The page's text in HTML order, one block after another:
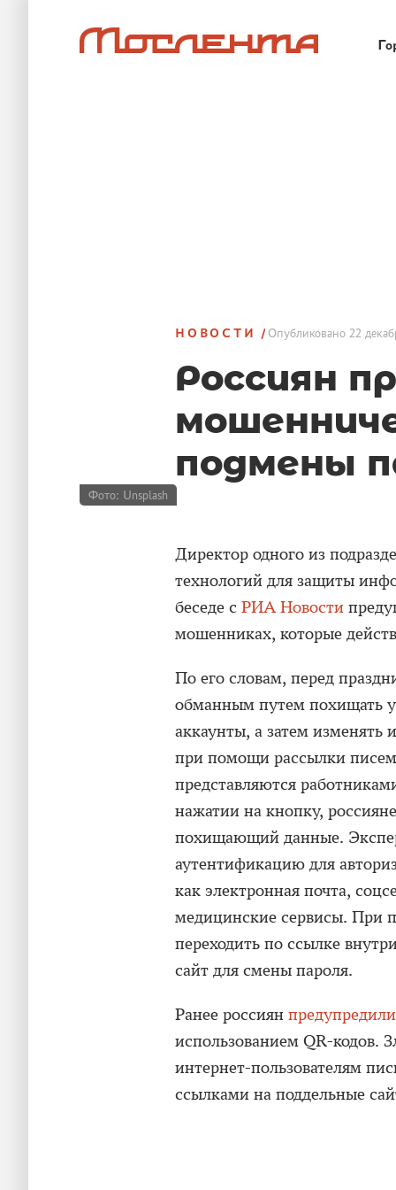
НОВОСТИ Опубликовано 22
Россиян
подмены
Фото: Unsplash
Директор одного из
технологий для защиты
беседе с РИА Новости
мошенниках, которые
По его словам, перед
обманным путем похищать
аккаунты, а затем
при помощи рассылки
представляются
нажатии на кнопку,
похищающий данные.
аутентификацию для
как электронная почта,
медицинские сервисы. При
переходить по ссылке
сайт для смены пароля.
Ранее россиян предупредили
использованием QR-кодов.
интернет-пользователям
ссылками на поддельные